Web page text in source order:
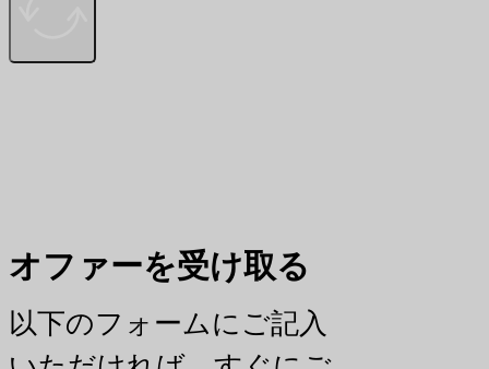
オファーを受け取る
以下のフォームにご記入